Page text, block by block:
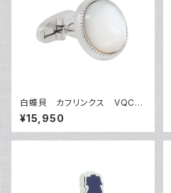
白蝶貝 カフリンクス VQC-1
212A
¥15,950